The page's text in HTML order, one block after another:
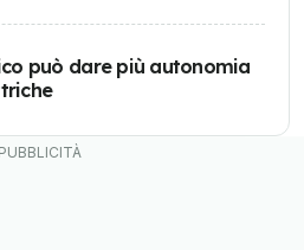
può dare più autonomia